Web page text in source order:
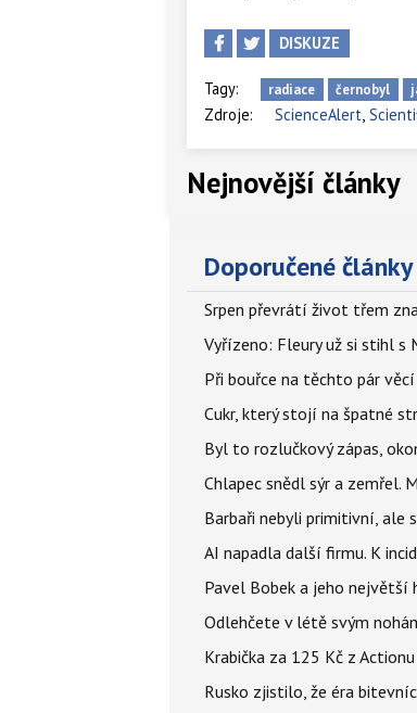
DISKUZE
Tagy: radiace černobyl
Zdroje: ScienceAlert,
Nejnovější články
Doporučené články
Srpen převrátí život třem
Vyřízeno: Fleury už si stihl
Při bouřce na těchto pár
Cukr, který stojí na špatné
Byl to rozlučkový zápas,
Chlapec snědl sýr a zemřel.
Barbaři nebyli primitivní,
AI napadla další firmu. K
Pavel Bobek a jeho největší
Odlehčete v létě svým
Krabička za 125 Kč z
Rusko zjistilo, že éra